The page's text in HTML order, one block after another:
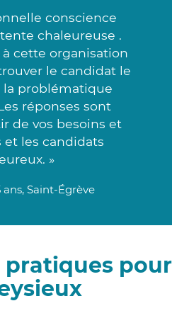
conscience
chaleureuse .
cette organisation
le candidat le
la problématique
réponses sont
de vos besoins et
et les candidats
»
ans, Saint-Égrève
pour